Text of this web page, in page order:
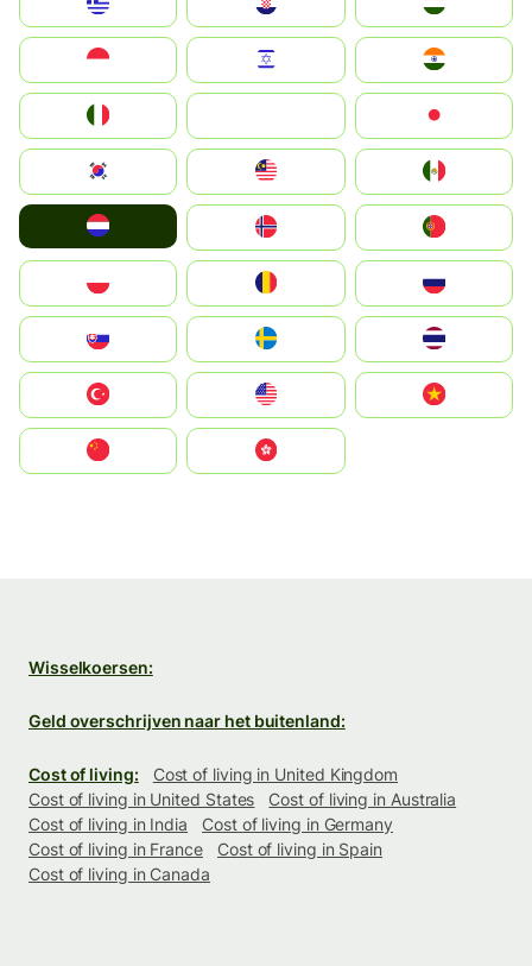
South Korea
United States
中國香港特別行政區
Wisselkoersen:
Geld overschrijven naar het buitenland:
Cost of living:
Cost of living in United Kingdom
Cost of living in United States
Cost of living in Australia
Cost of living in India
Cost of living in Germany
Cost of living in France
Cost of living in Spain
Cost of living in Canada